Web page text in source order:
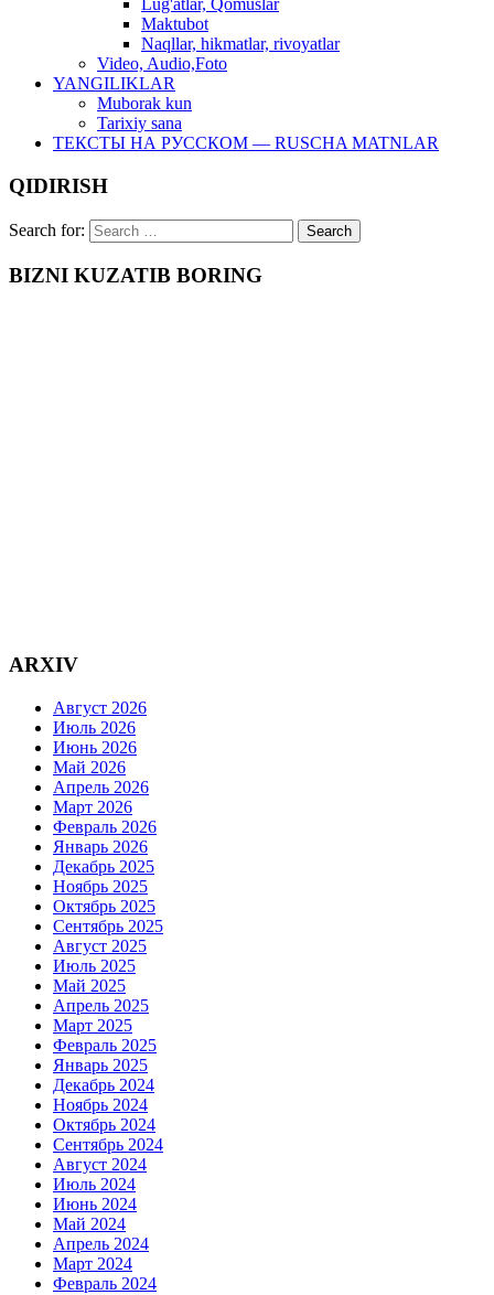
Lug'atlar, Qomuslar
Maktubot
Naqllar, hikmatlar, rivoyatlar
Video, Audio,Foto
YANGILIKLAR
Muborak kun
Tarixiy sana
ТЕКСТЫ НА РУССКОМ — RUSCHA MATNLAR
QIDIRISH
Search for:
BIZNI KUZATIB BORING
ARXIV
Август 2026
Июль 2026
Июнь 2026
Май 2026
Апрель 2026
Март 2026
Февраль 2026
Январь 2026
Декабрь 2025
Ноябрь 2025
Октябрь 2025
Сентябрь 2025
Август 2025
Июль 2025
Май 2025
Апрель 2025
Март 2025
Февраль 2025
Январь 2025
Декабрь 2024
Ноябрь 2024
Октябрь 2024
Сентябрь 2024
Август 2024
Июль 2024
Июнь 2024
Май 2024
Апрель 2024
Март 2024
Февраль 2024